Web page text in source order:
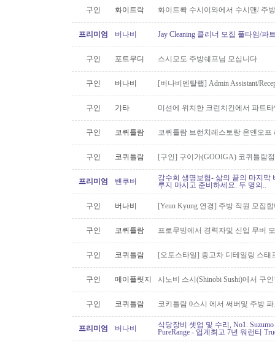
구인 화이트락 화이트롹 수시이와에서 수시맨/ 주
프리미엄 버나비 Jay Cleaning 클리너 모집 풀타임/파
구인 포트무디 스시모도 주방쉐프님 모십니다
구인 버나비 [버나비덴탈랩] Admin Assistant/
구인 기타 미션에 위치한 크런치킨에서 파트
구인 코퀴틀람 코퀴틀람 브런치레스토랑 온앤오
구인 코퀴틀람 [구인] 구이가(GOOIGA) 코퀴틀람
프리미엄 밴쿠버
강수희 생명보험- 삶의 끝의 마지막
루지 마시고 준비하세요. 두 명의..
구인 버나비 [Yeun Kyung 연경] 주방 직원 모집
구인 코퀴틀람 프로무빙에서 경력자및 신입 무버
구인 코퀴틀람 [오토스타일] 중고차 디테일링 스태
구인 메이플릿지 시노비 스시(Shinobi Sushi)에서 구
구인 코퀴틀람 코키틀람 0스시 에서 써버및 주방
프리미엄 버나비
식당장비 셋업 및 수리, No1.
PureRange - 업계최고 7년 워런티